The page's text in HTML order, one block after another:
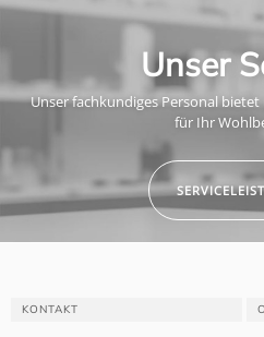
Unser
Unser fachkundiges Personal
für Ihr
KONTAKT